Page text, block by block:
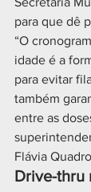
para que dê
“O
idade é a
para evitar
também
entre as
Flávia
Drive-thru